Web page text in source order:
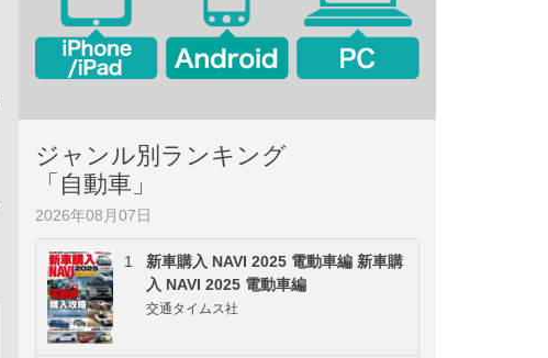
ジャンル別ランキング
「自動車」
2026年08月07日
1
新車購入 NAVI 2025 電動車編 新車購
入 NAVI 2025 電動車編
交通タイムス社